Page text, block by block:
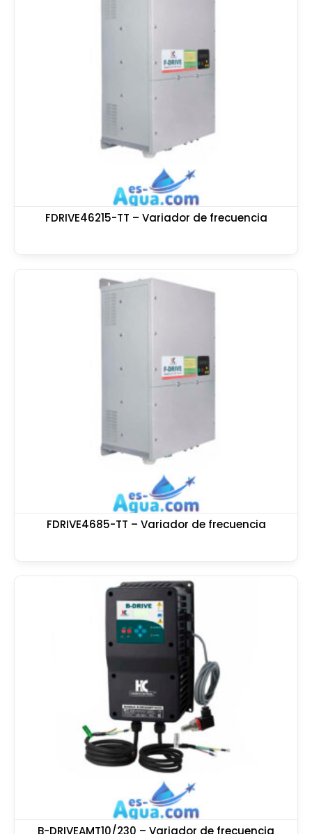
FDRIVE46215-TT – Variador de frecuencia
FDRIVE4685-TT – Variador de frecuencia
B-DRIVEAMT10/230 – Variador de frecuencia